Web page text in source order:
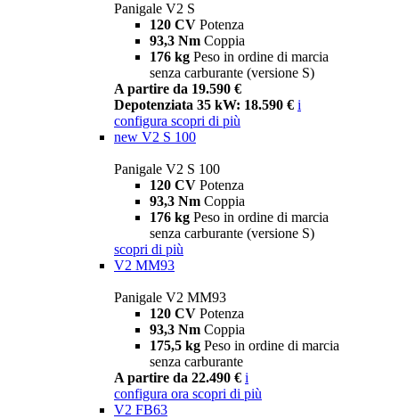
Panigale V2 S
120 CV Potenza
93,3 Nm Coppia
176 kg Peso in ordine di marcia
senza carburante (versione S)
A partire da 19.590 €
Depotenziata 35 kW: 18.590 € i
configura scopri di più
new V2 S 100
Panigale V2 S 100
120 CV Potenza
93,3 Nm Coppia
176 kg Peso in ordine di marcia
senza carburante (versione S)
scopri di più
V2 MM93
Panigale V2 MM93
120 CV Potenza
93,3 Nm Coppia
175,5 kg Peso in ordine di marcia
senza carburante
A partire da 22.490 € i
configura ora scopri di più
V2 FB63